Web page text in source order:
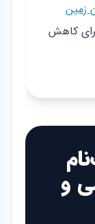
زمین
کاهش
و